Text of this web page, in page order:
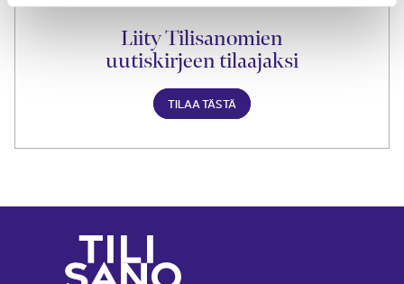
Liity Tilisanomien
uutiskirjeen tilaajaksi
TILAA TÄSTÄ